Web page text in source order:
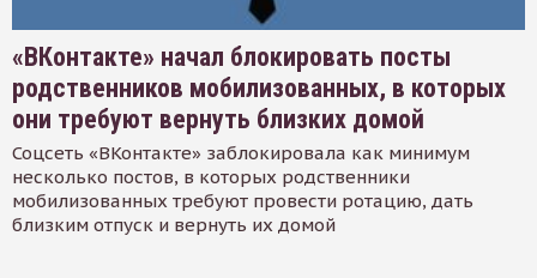
«ВКонтакте» начал блокировать посты
родственников мобилизованных, в которых
они требуют вернуть близких домой
Соцсеть «ВКонтакте» заблокировала как минимум
несколько постов, в которых родственники
мобилизованных требуют провести ротацию, дать
близким отпуск и вернуть их домой